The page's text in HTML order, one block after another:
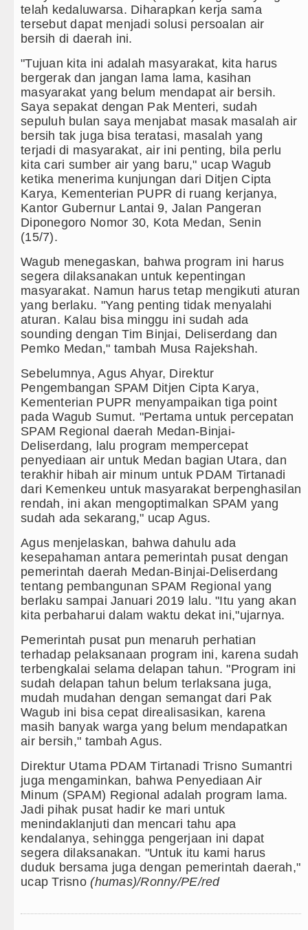
di Optus Stadium Perth Sabtu 8 Agustus 2026
Massal di Sebuah Sekolah di Thailand
Aston Villa Laga Persahabatan di Hong Kong
Penadah Kayu Hutan illegal di Karo hingga Aktor
Rumput Laut Nias Utara dari Hulu ke Hilir
TA 2025, Jurnalis Surati SMPN 1 Batang Angkola
Hubungan Seksual Bukan Karena Penyimpangan
Persahabatan di Swedia 8 Agustus 2026 Pukul
di Optus Stadium Perth Sabtu 8 Agustus 2026
Persahabatan Minggu 9 Agustus 2026 di
Massal di Sebuah Sekolah di Thailand
Aston Villa Laga Persahabatan di Hong Kong
telah kedaluwarsa. Diharapkan kerja sama
tersebut dapat menjadi solusi persoalan air
bersih di daerah ini.
"Tujuan kita ini adalah masyarakat, kita harus
bergerak dan jangan lama lama, kasihan
masyarakat yang belum mendapat air bersih.
Saya sepakat dengan Pak Menteri, sudah
sepuluh bulan saya menjabat masak masalah air
bersih tak juga bisa teratasi, masalah yang
terjadi di masyarakat, air ini penting, bila perlu
kita cari sumber air yang baru," ucap Wagub
ketika menerima kunjungan dari Ditjen Cipta
Karya, Kementerian PUPR di ruang kerjanya,
Kantor Gubernur Lantai 9, Jalan Pangeran
Diponegoro Nomor 30, Kota Medan, Senin
(15/7).
Wagub menegaskan, bahwa program ini harus
segera dilaksanakan untuk kepentingan
masyarakat. Namun harus tetap mengikuti aturan
yang berlaku. "Yang penting tidak menyalahi
aturan. Kalau bisa minggu ini sudah ada
sounding dengan Tim Binjai, Deliserdang dan
Pemko Medan," tambah Musa Rajekshah.
Sebelumnya, Agus Ahyar, Direktur
Pengembangan SPAM Ditjen Cipta Karya,
Kementerian PUPR menyampaikan tiga point
pada Wagub Sumut. "Pertama untuk percepatan
SPAM Regional daerah Medan-Binjai-
Deliserdang, lalu program mempercepat
penyediaan air untuk Medan bagian Utara, dan
terakhir hibah air minum untuk PDAM Tirtanadi
dari Kemenkeu untuk masyarakat berpenghasilan
rendah, ini akan mengoptimalkan SPAM yang
sudah ada sekarang," ucap Agus.
Agus menjelaskan, bahwa dahulu ada
kesepahaman antara pemerintah pusat dengan
pemerintah daerah Medan-Binjai-Deliserdang
tentang pembangunan SPAM Regional yang
berlaku sampai Januari 2019 lalu. "Itu yang akan
kita perbaharui dalam waktu dekat ini,"ujarnya.
Pemerintah pusat pun menaruh perhatian
terhadap pelaksanaan program ini, karena sudah
terbengkalai selama delapan tahun. "Program ini
sudah delapan tahun belum terlaksana juga,
mudah mudahan dengan semangat dari Pak
Wagub ini bisa cepat direalisasikan, karena
masih banyak warga yang belum mendapatkan
air bersih," tambah Agus.
Direktur Utama PDAM Tirtanadi Trisno Sumantri
juga mengaminkan, bahwa Penyediaan Air
Minum (SPAM) Regional adalah program lama.
Jadi pihak pusat hadir ke mari untuk
menindaklanjuti dan mencari tahu apa
kendalanya, sehingga pengerjaan ini dapat
segera dilaksanakan. "Untuk itu kami harus
duduk bersama juga dengan pemerintah daerah,"
ucap Trisno(humas)/Ronny/PE/red